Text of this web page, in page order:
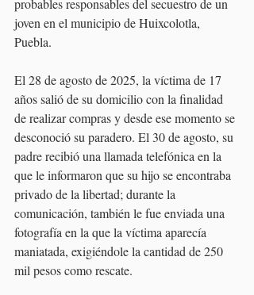
probables responsables del secuestro de un
joven en el municipio de Huixcolotla,
Puebla.
El 28 de agosto de 2025, la víctima de 17
años salió de su domicilio con la finalidad
de realizar compras y desde ese momento se
desconoció su paradero. El 30 de agosto, su
padre recibió una llamada telefónica en la
que le informaron que su hijo se encontraba
privado de la libertad; durante la
comunicación, también le fue enviada una
fotografía en la que la víctima aparecía
maniatada, exigiéndole la cantidad de 250
mil pesos como rescate.